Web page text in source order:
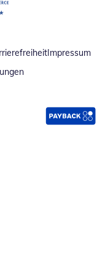
in neuem Fenster
Impressum